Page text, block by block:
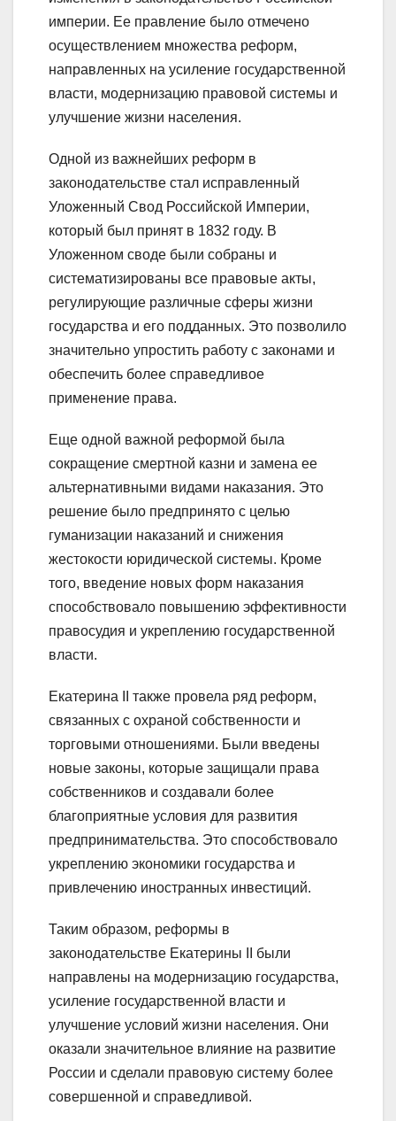
империи. Ее правление было отмечено
осуществлением множества реформ,
направленных на усиление государственной
власти, модернизацию правовой системы и
улучшение жизни населения.
Одной из важнейших реформ в
законодательстве стал исправленный
Уложенный Свод Российской Империи,
который был принят в 1832 году. В
Уложенном своде были собраны и
систематизированы все правовые акты,
регулирующие различные сферы жизни
государства и его подданных. Это позволило
значительно упростить работу с законами и
обеспечить более справедливое
применение права.
Еще одной важной реформой была
сокращение смертной казни и замена ее
альтернативными видами наказания. Это
решение было предпринято с целью
гуманизации наказаний и снижения
жестокости юридической системы. Кроме
того, введение новых форм наказания
способствовало повышению эффективности
правосудия и укреплению государственной
власти.
Екатерина II также провела ряд реформ,
связанных с охраной собственности и
торговыми отношениями. Были введены
новые законы, которые защищали права
собственников и создавали более
благоприятные условия для развития
предпринимательства. Это способствовало
укреплению экономики государства и
привлечению иностранных инвестиций.
Таким образом, реформы в
законодательстве Екатерины II были
направлены на модернизацию государства,
усиление государственной власти и
улучшение условий жизни населения. Они
оказали значительное влияние на развитие
России и сделали правовую систему более
совершенной и справедливой.